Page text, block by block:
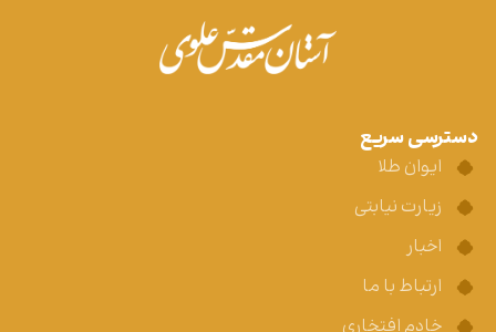
دسترسی سریع
ایوان طلا
زیارت نیابتی
اخبار
ارتباط با ما